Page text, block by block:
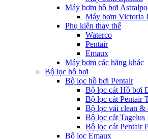
Máy bơm hồ bơi
Máy bơm Victoria
Phụ kiện thay thế
Waterco
Pentair
Emaux
Máy bơm các hãng khác
Bộ lọc hồ bơi
Bộ lọc hồ bơi Pentair
Bộ lọc cát Hồ bơi
Bộ lọc cát Pentair
Bộ lọc vải clean &
Bộ lọc cát Tagelus
Bộ lọc cát Pentair
Bộ lọc Emaux